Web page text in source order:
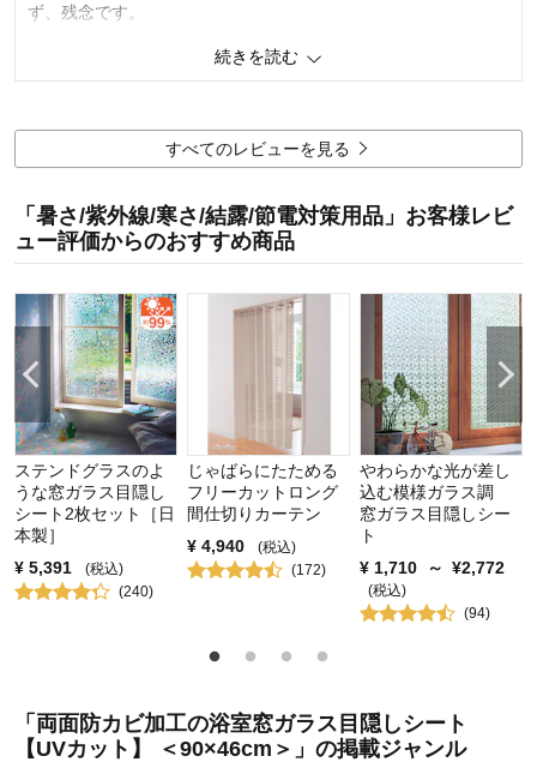
3.0
購入商品： グリーンリーフ
使用場所：
購入のきっかけ：
ず、残念です。
商品のご購入、ならびにレビューへのご投稿ありがとうございます。
いただきます。 今後もお客様により満足度の高い商品とサービスをお
届けできるよう努力をしてまいります。貴重なご意見ありがとうござ
千趣会 担当者
5人が参考になりました 参考になった
価格
機能
使用感・使いやすさ
デザイン・色
購入商品：
グリーンリーフ
使用場所：
その他
購入のきっかけ： ネットで見つけて
商品を使う人： 自分
続きを読む
すべてのレビューを見る
「暑さ/紫外線/寒さ/結露/節電対策用品」お客様レビ
ュー評価からのおすすめ商品
ステンドグラスのよ
うな窓ガラス目隠し
シート2枚セット［日
本製］
¥ 5,391
(税込)
(240)
じゃばらにたためる
フリーカットロング
間仕切りカーテン
¥ 4,940
(税込)
(172)
やわらかな光が差し
込む模様ガラス調
窓ガラス目隠しシー
ト
¥ 1,710 ～ ¥2,772
(税込)
(94)
「両面防カビ加工の浴室窓ガラス目隠しシート
【UVカット】 ＜90×46cm＞」の掲載ジャンル